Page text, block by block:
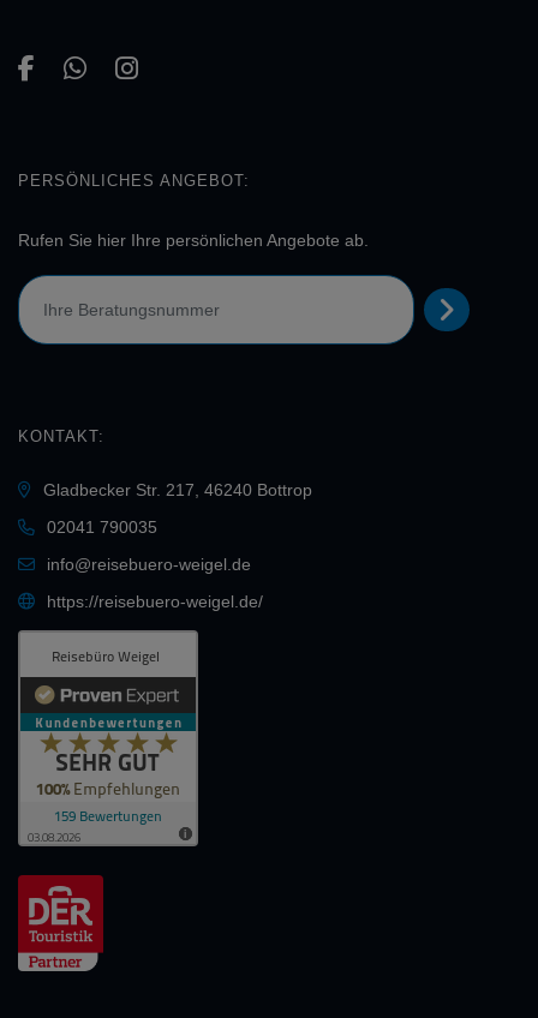
PERSÖNLICHES ANGEBOT:
Rufen Sie hier Ihre persönlichen Angebote ab.
KONTAKT:
Gladbecker Str. 217, 46240 Bottrop
02041 790035
info@reisebuero-weigel.de
https://reisebuero-weigel.de/